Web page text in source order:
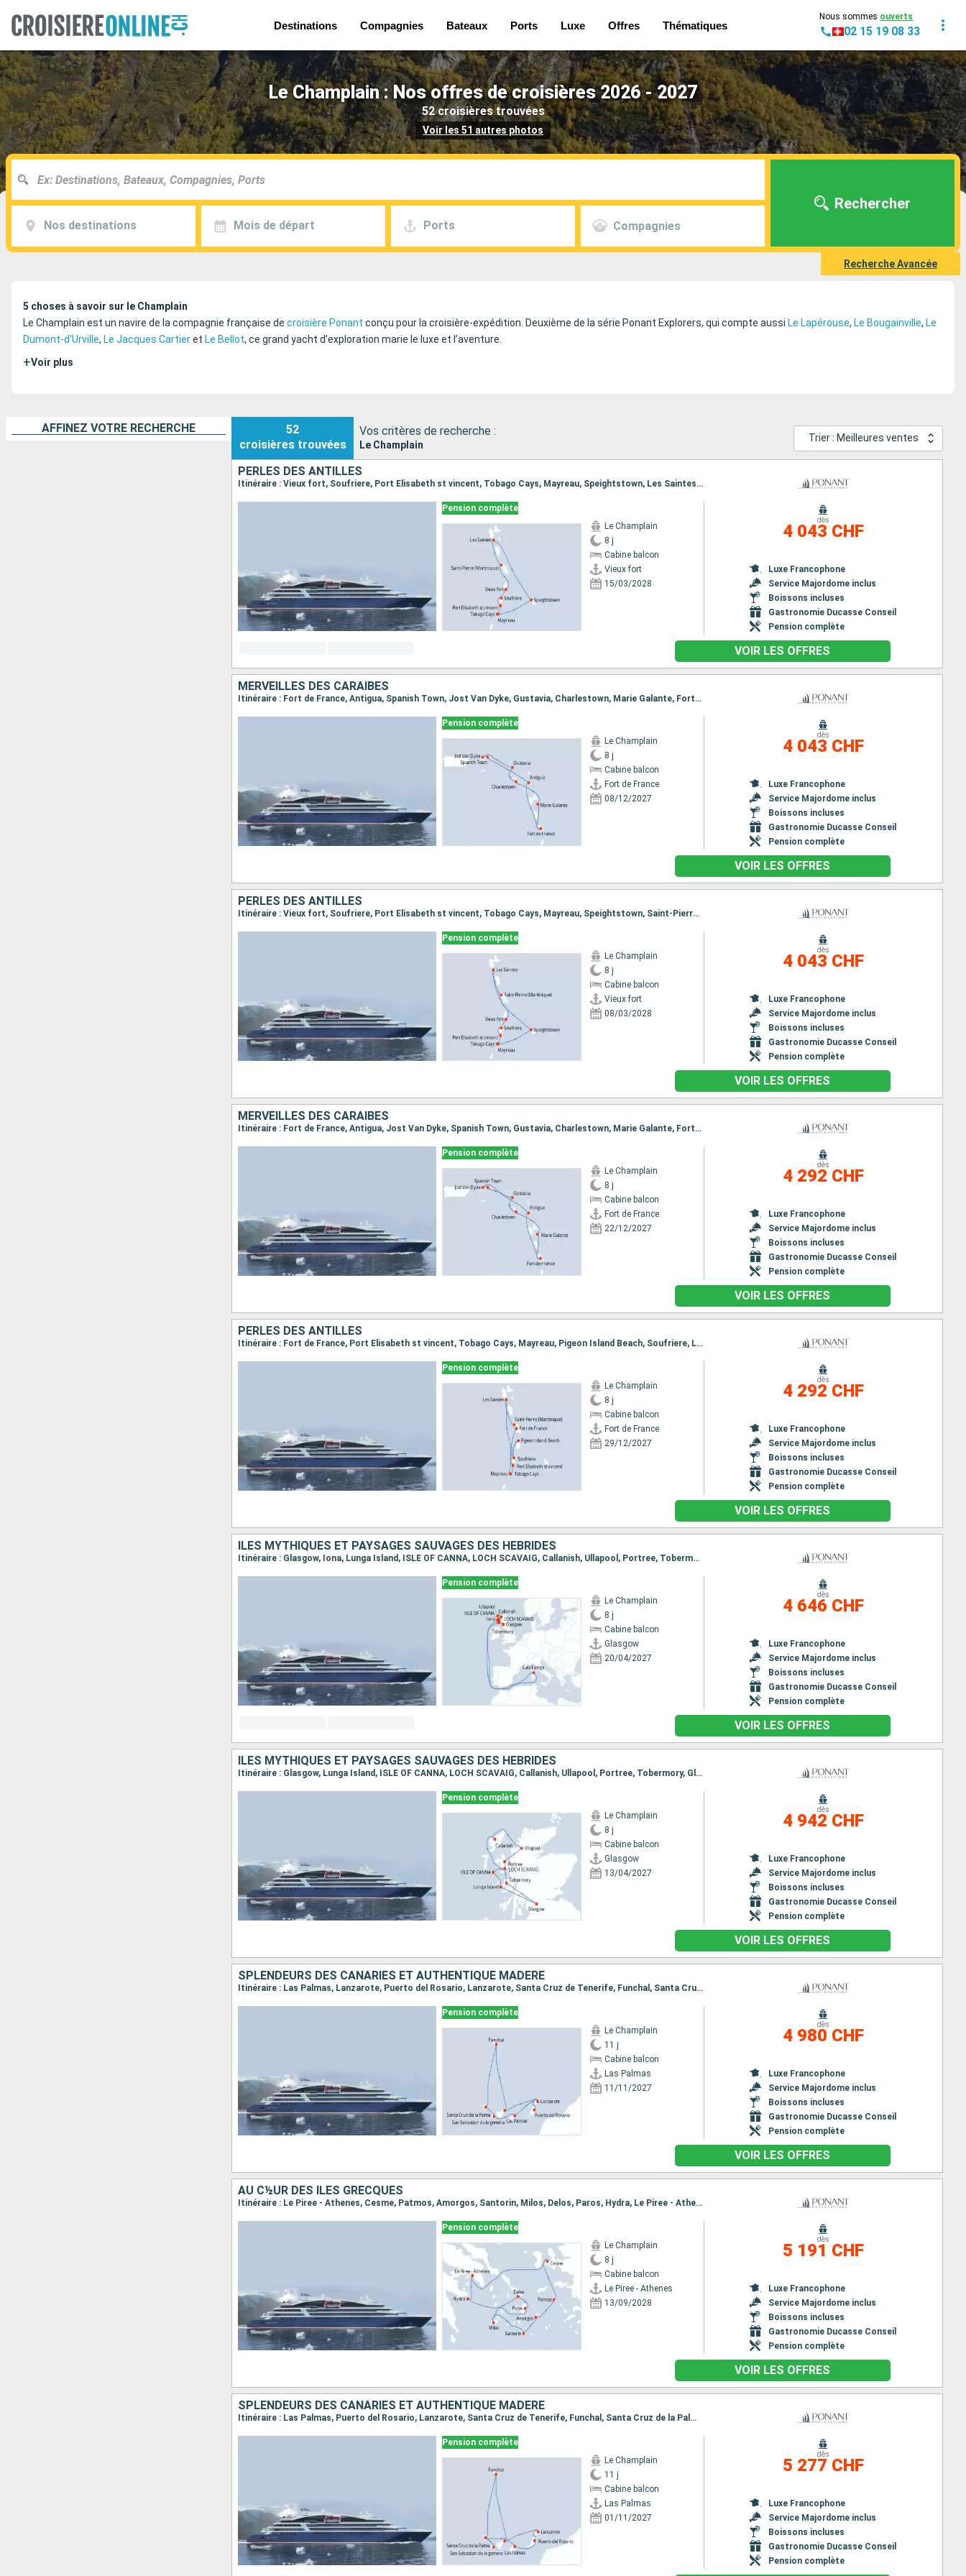
Destinations Compagnies Bateaux Ports Luxe Offres Thématiques
Nous sommes ouverts
02 15 19 08 33
Le Champlain : Nos offres de croisières 2026 - 2027
52 croisières trouvées
Voir les 51 autres photos
Nos destinations Mois de départ Ports Compagnies
Rechercher
Recherche Avancée
5 choses à savoir sur le Champlain
Le Champlain est un navire de la compagnie française de croisière Ponant conçu pour la croisière-expédition. Deuxième de la série Ponant Explorers, qui compte aussi Le Lapérouse, Le Bougainville, Le
Dumont-d'Urville, Le Jacques Cartieret Le Bellot, ce grand yacht d’exploration marie le luxe et l’aventure.
+Voir plus
AFFINEZ VOTRE RECHERCHE
52
croisières trouvées
Vos critères de recherche :
Le Champlain
Trier : Meilleures ventes
PERLES DES ANTILLES
Itinéraire : Vieux fort, Soufriere, Port Elisabeth st vincent, Tobago Cays, Mayreau, Speightstown, Les Saintes, Saint-Pierre (Martinique), Vieux fort
Pension complète
Le Champlain
8 j
Cabine balcon
Vieux fort
15/03/2028
dès
4 043 CHF
Luxe Francophone
Service Majordome inclus
Boissons incluses
Gastronomie Ducasse Conseil
Pension complète
VOIR LES OFFRES
MERVEILLES DES CARAÏBES
Itinéraire : Fort de France, Antigua, Spanish Town, Jost Van Dyke, Gustavia, Charlestown, Marie Galante, Fort de France
Pension complète
Le Champlain
8 j
Cabine balcon
Fort de France
08/12/2027
dès
4 043 CHF
Luxe Francophone
Service Majordome inclus
Boissons incluses
Gastronomie Ducasse Conseil
Pension complète
VOIR LES OFFRES
PERLES DES ANTILLES
Itinéraire : Vieux fort, Soufriere, Port Elisabeth st vincent, Tobago Cays, Mayreau, Speightstown, Saint-Pierre (Martinique), Les Saintes, Vieux fort
Pension complète
Le Champlain
8 j
Cabine balcon
Vieux fort
08/03/2028
dès
4 043 CHF
Luxe Francophone
Service Majordome inclus
Boissons incluses
Gastronomie Ducasse Conseil
Pension complète
VOIR LES OFFRES
MERVEILLES DES CARAÏBES
Itinéraire : Fort de France, Antigua, Jost Van Dyke, Spanish Town, Gustavia, Charlestown, Marie Galante, Fort de France
Pension complète
Le Champlain
8 j
Cabine balcon
Fort de France
22/12/2027
dès
4 292 CHF
Luxe Francophone
Service Majordome inclus
Boissons incluses
Gastronomie Ducasse Conseil
Pension complète
VOIR LES OFFRES
PERLES DES ANTILLES
Itinéraire : Fort de France, Port Elisabeth st vincent, Tobago Cays, Mayreau, Pigeon Island Beach, Soufriere, Les Saintes, Saint-Pierre (Martinique), Fort de France
Pension complète
Le Champlain
8 j
Cabine balcon
Fort de France
29/12/2027
dès
4 292 CHF
Luxe Francophone
Service Majordome inclus
Boissons incluses
Gastronomie Ducasse Conseil
Pension complète
VOIR LES OFFRES
ÎLES MYTHIQUES ET PAYSAGES SAUVAGES DES HÉBRIDES
Itinéraire : Glasgow, Iona, Lunga Island, ISLE OF CANNA, LOCH SCAVAIG, Callanish, Ullapool, Portree, Tobermory, Glasgow
Pension complète
Le Champlain
8 j
Cabine balcon
Glasgow
20/04/2027
dès
4 646 CHF
Luxe Francophone
Service Majordome inclus
Boissons incluses
Gastronomie Ducasse Conseil
Pension complète
VOIR LES OFFRES
ÎLES MYTHIQUES ET PAYSAGES SAUVAGES DES HÉBRIDES
Itinéraire : Glasgow, Lunga Island, ISLE OF CANNA, LOCH SCAVAIG, Callanish, Ullapool, Portree, Tobermory, Glasgow
Pension complète
Le Champlain
8 j
Cabine balcon
Glasgow
13/04/2027
dès
4 942 CHF
Luxe Francophone
Service Majordome inclus
Boissons incluses
Gastronomie Ducasse Conseil
Pension complète
VOIR LES OFFRES
SPLENDEURS DES CANARIES ET AUTHENTIQUE MADÈRE
Itinéraire : Las Palmas, Lanzarote, Puerto del Rosario, Lanzarote, Santa Cruz de Tenerife, Funchal, Santa Cruz de la Palma, San Sebastian de la gomera, Las Palmas
Pension complète
Le Champlain
11 j
Cabine balcon
Las Palmas
11/11/2027
dès
4 980 CHF
Luxe Francophone
Service Majordome inclus
Boissons incluses
Gastronomie Ducasse Conseil
Pension complète
VOIR LES OFFRES
AU C½UR DES ÎLES GRECQUES
Itinéraire : Le Piree - Athenes, Cesme, Patmos, Amorgos, Santorin, Milos, Delos, Paros, Hydra, Le Piree - Athenes
Pension complète
Le Champlain
8 j
Cabine balcon
Le Piree - Athenes
13/09/2028
dès
5 191 CHF
Luxe Francophone
Service Majordome inclus
Boissons incluses
Gastronomie Ducasse Conseil
Pension complète
VOIR LES OFFRES
SPLENDEURS DES CANARIES ET AUTHENTIQUE MADÈRE
Itinéraire : Las Palmas, Puerto del Rosario, Lanzarote, Santa Cruz de Tenerife, Funchal, Santa Cruz de la Palma, San Sebastian de la gomera, Santa Cruz de la Palma, Las Palmas
Pension complète
Le Champlain
11 j
Cabine balcon
Las Palmas
01/11/2027
dès
5 277 CHF
Luxe Francophone
Service Majordome inclus
Boissons incluses
Gastronomie Ducasse Conseil
Pension complète